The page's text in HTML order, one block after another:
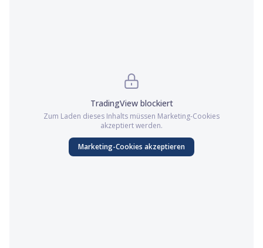
TradingViewblockiert
Zum Laden dieses Inhalts müssen Marketing-Cookies
akzeptiert werden.
Marketing-Cookies akzeptieren